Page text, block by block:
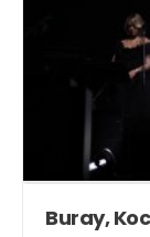
Buray,